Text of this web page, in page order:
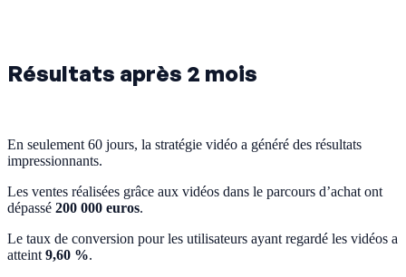
Résultats après 2 mois
En seulement 60 jours, la stratégie vidéo a généré des résultats
impressionnants.
Les ventes réalisées grâce aux vidéos dans le parcours d’achat ont
dépassé 200 000 euros.
Le taux de conversion pour les utilisateurs ayant regardé les vidéos a
atteint 9,60 %.